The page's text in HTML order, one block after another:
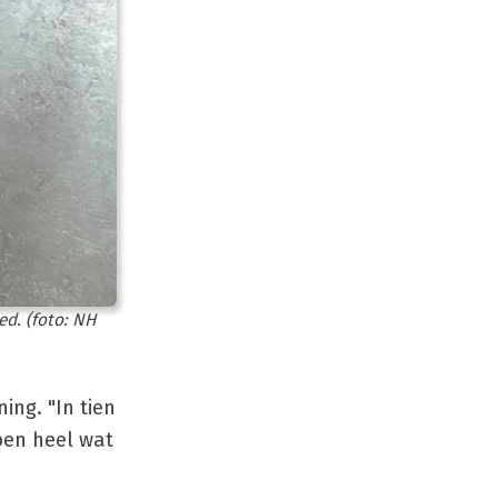
(foto: NH
"In tien
heel wat